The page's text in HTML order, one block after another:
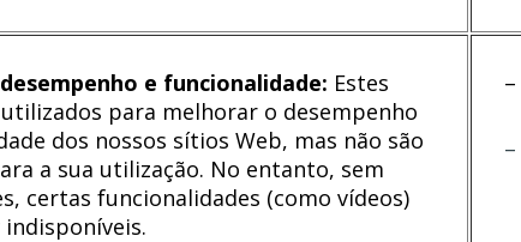
e funcionalidade: Estes
para melhorar o desempenho
dos nossos sítios Web, mas não são
a sua utilização. No entanto, sem
certas funcionalidades (como vídeos)
–
–